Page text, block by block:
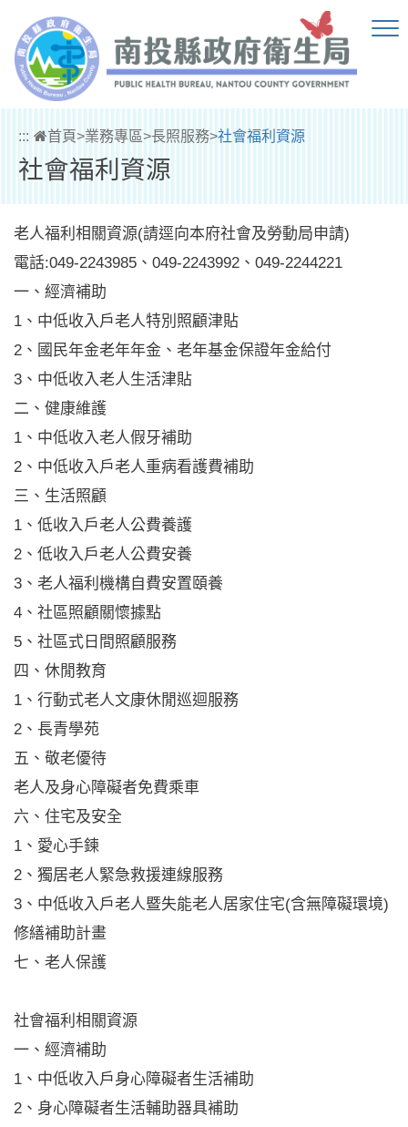
::: 首頁>業務專區>長照服務>社會福利資源
社會福利資源
老人福利相關資源(請逕向本府社會及勞動局申請)
電話:049-2243985、049-2243992、049-2244221
一、經濟補助
1、中低收入戶老人特別照顧津貼
2、國民年金老年年金、老年基金保證年金給付
3、中低收入老人生活津貼
二、健康維護
1、中低收入老人假牙補助
2、中低收入戶老人重病看護費補助
三、生活照顧
1、低收入戶老人公費養護
2、低收入戶老人公費安養
3、老人福利機構自費安置頤養
4、社區照顧關懷據點
5、社區式日間照顧服務
四、休閒教育
1、行動式老人文康休閒巡迴服務
2、長青學苑
五、敬老優待
老人及身心障礙者免費乘車
六、住宅及安全
1、愛心手鍊
2、獨居老人緊急救援連線服務
3、中低收入戶老人暨失能老人居家住宅(含無障礙環境)
修繕補助計畫
七、老人保護
社會福利相關資源
一、經濟補助
1、中低收入戶身心障礙者生活補助
2、身心障礙者生活輔助器具補助